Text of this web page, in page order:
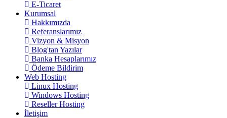
E-Ticaret
Kurumsal
Hakkımızda
Referanslarımız
Vizyon & Misyon
Blog'tan Yazılar
Banka Hesaplarımız
Ödeme Bildirim
Web Hosting
Linux Hosting
Windows Hosting
Reseller Hosting
İletişim